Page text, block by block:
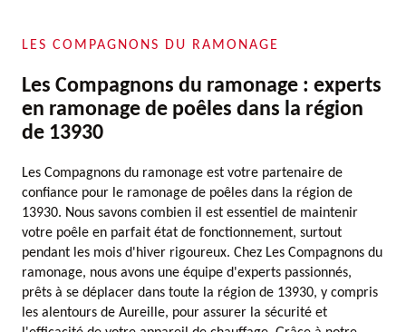
LES COMPAGNONS DU RAMONAGE
Les Compagnons du ramonage : experts
en ramonage de poêles dans la région
de 13930
Les Compagnons du ramonage est votre partenaire de
confiance pour le ramonage de poêles dans la région de
13930. Nous savons combien il est essentiel de maintenir
votre poêle en parfait état de fonctionnement, surtout
pendant les mois d'hiver rigoureux. Chez Les Compagnons du
ramonage, nous avons une équipe d'experts passionnés,
prêts à se déplacer dans toute la région de 13930, y compris
les alentours de Aureille, pour assurer la sécurité et